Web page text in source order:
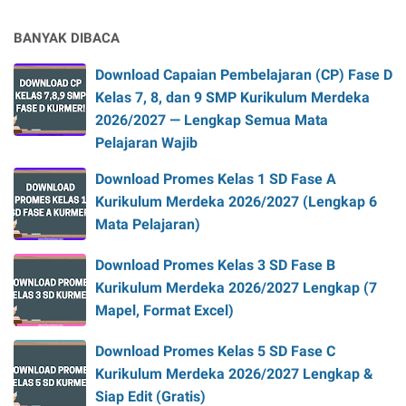
BANYAK DIBACA
Download Capaian Pembelajaran (CP) Fase D
Kelas 7, 8, dan 9 SMP Kurikulum Merdeka
2026/2027 — Lengkap Semua Mata
Pelajaran Wajib
Download Promes Kelas 1 SD Fase A
Kurikulum Merdeka 2026/2027 (Lengkap 6
Mata Pelajaran)
Download Promes Kelas 3 SD Fase B
Kurikulum Merdeka 2026/2027 Lengkap (7
Mapel, Format Excel)
Download Promes Kelas 5 SD Fase C
Kurikulum Merdeka 2026/2027 Lengkap &
Siap Edit (Gratis)